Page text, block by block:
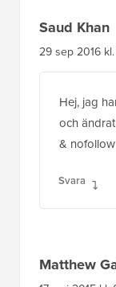
Saud Khan
29 sep 2016 kl.
Hej, jag
och
&
Svara
Matthew